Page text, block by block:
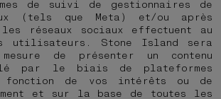
de suivi de gestionnaires de
(tels que Meta) et/ou après
réseaux sociaux effectuent au
utilisateurs. Stone Island sera
mesure de présenter un contenu
par le biais de plateformes
fonction de vos intérêts ou de
et sur la base de toutes les